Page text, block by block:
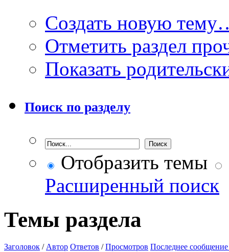
Создать новую
Отметить раздел
Показать
Поиск по разделу
Отобразить темы
Расширенный поиск
Темы раздела
Заголовок / Автор Ответов /Просмотров Последнее сообщение